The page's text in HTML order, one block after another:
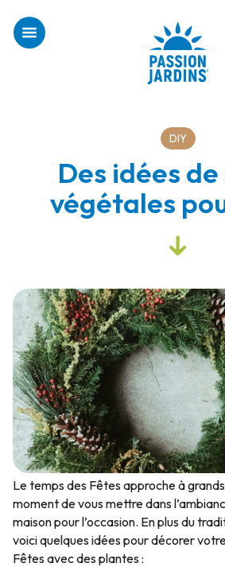
DIY
Des idées
végétales
Le temps des Fêtes approche à
moment de vous mettre dans
maison pour l’occasion. En plus du
voici quelques idées pour décorer
Fêtes avec des plantes :